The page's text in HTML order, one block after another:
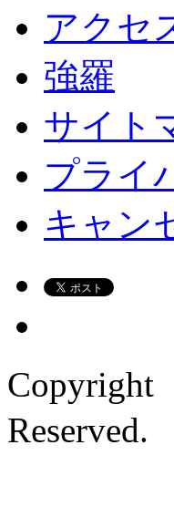
アクセ
強羅
サイト
プライ
キャン
Copyright
Reserved.